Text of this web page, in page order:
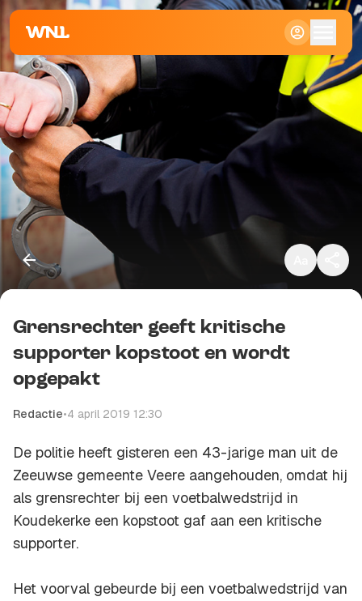
Groot
Kopieer link
Grensrechter geeft kritische
supporter kopstoot en wordt
opgepakt
Redactie•4 april 2019 12:30
De politie heeft gisteren een 43-jarige man uit de
Zeeuwse gemeente Veere aangehouden, omdat hij
als grensrechter bij een voetbalwedstrijd in
Koudekerke een kopstoot gaf aan een kritische
supporter.
Het voorval gebeurde bij een voetbalwedstrijd van